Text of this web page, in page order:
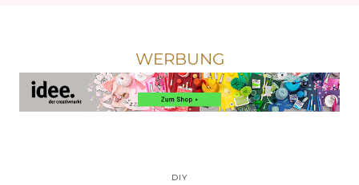
WERBUNG
DIY